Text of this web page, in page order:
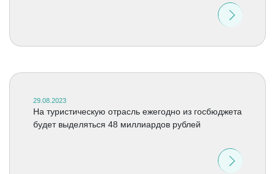
29.08.2023
На туристическую отрасль ежегодно из госбюджета
будет выделяться 48 миллиардов рублей